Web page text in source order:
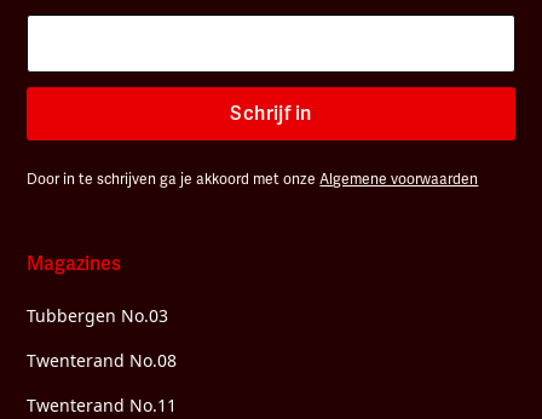
Schrijf in
Door in te schrijven ga je akkoord met onzeAlgemene voorwaarden
Magazines
Tubbergen No.03
Twenterand No.08
Twenterand No.11